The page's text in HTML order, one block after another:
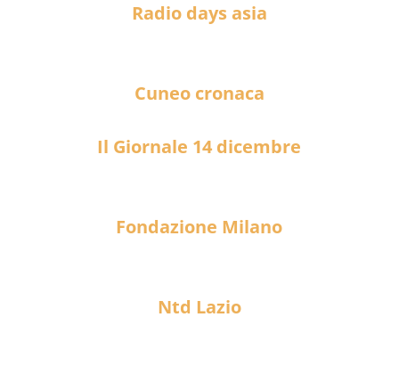
Radio days asia
Cuneo cronaca
Il Giornale 14 dicembre
Fondazione Milano
Ntd Lazio